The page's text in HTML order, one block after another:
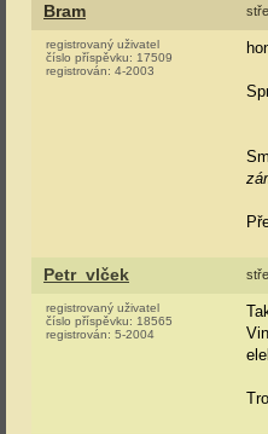
Bram
registrovaný uživatel
číslo příspěvku: 17509
registrován: 4-2003
Petr_vlček
registrovaný uživatel
číslo příspěvku: 18565
registrován: 5-2004